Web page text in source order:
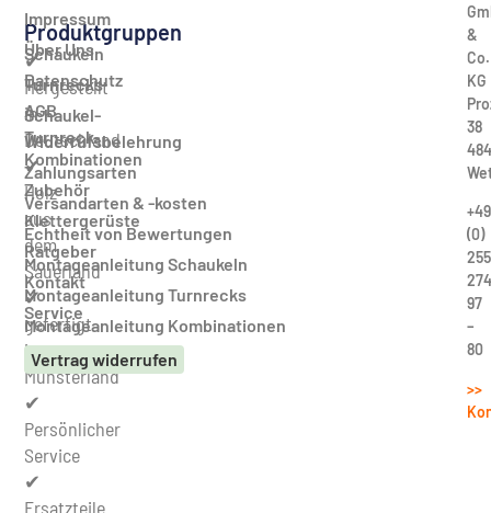
✔
Hergestellt
in
Deutschland
✔
Holz
aus
dem
Sauerland
✔
gefertigt
im
Münsterland
✔
Persönlicher
Service
✔
Ersatzteile
Impressum
Über Uns
Datenschutz
AGB
Widerrufsbelehrung
Zahlungsarten
Versandarten & -kosten
Echtheit von Bewertungen
Montageanleitung Schaukeln
Montageanleitung Turnrecks
Montageanleitung Kombinationen
Vertrag widerrufen
Produktgruppen
Schaukeln
Turnrecks
Schaukel-
Turnreck-
Kombinationen
Zubehör
Klettergerüste
Ratgeber
Kontakt
Service
&
Co.
KG
38
+49
(0)
274
97
–
80
>>